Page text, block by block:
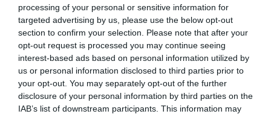
processing of your personal or sensitive information for
targeted advertising by us, please use the below opt-out
section to confirm your selection. Please note that after your
opt-out request is processed you may continue seeing
interest-based ads based on personal information utilized by
us or personal information disclosed to third parties prior to
your opt-out. You may separately opt-out of the further
disclosure of your personal information by third parties on the
IAB’s list of downstream participants. This information may
Επίθεση σε ελληνόκτητο φορτηγό πλοίο στα
Στενά του Ορμούζ – Πυρκαγιά και αγνοούμενος
ναυτικός